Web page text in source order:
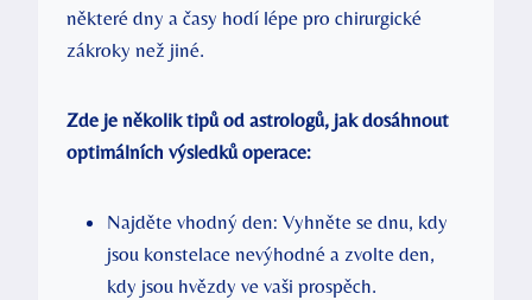
některé dny a časy hodí lépe pro chirurgické
zákroky než jiné.
Zde je několik tipů od astrologů, jak dosáhnout
optimálních výsledků operace:
Najděte vhodný den: Vyhněte se dnu, kdy
jsou konstelace nevýhodné a zvolte den,
kdy jsou hvězdy ve vaši prospěch.